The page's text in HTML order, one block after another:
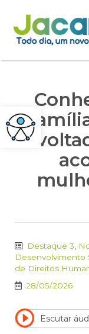
Pular
para
o
Destaque 3
Desenvolvimento
de Direitos
28/05/2026
Escutar